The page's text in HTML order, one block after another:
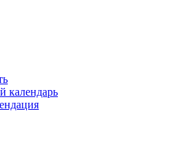
календарь